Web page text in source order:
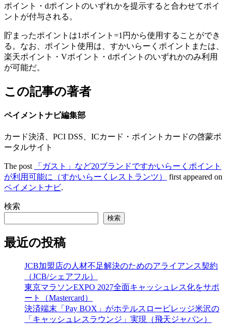
ポイント・dポイントのいずれかを提示すると合わせてポイ
ントが付与される。
貯まったポイントは1ポイント=1円から使用することができ
る。なお、ポイント使用は、すかいらーくポイントまたは、
楽天ポイント・Vポイント・dポイントのいずれかのみ利用
が可能だ。
この記事の著者
ペイメントナビ編集部
カード決済、PCI DSS、ICカード・ポイントカードの啓蒙ポ
ータルサイト
The post
「ガスト」など20ブランドですかいらーくポイント
が利用可能に（すかいらーくレストランツ）
first appeared on
ペイメントナビ.
検索
検索
最近の投稿
JCB加盟店の人材不足解決のためのアライアンス契約
（JCB/シェアフル）
東京マラソンEXPO 2027全面キャッシュレス化をサポ
ート（Mastercard）
決済端末「Pay BOX」がホテルスロービレッジ米沢の
「キャッシュレスラウンジ」実現（飛天ジャパン）